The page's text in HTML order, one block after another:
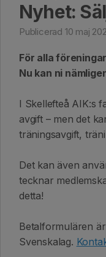
Nyhet:
Publicerad 10 maj
För alla
Nu kan ni
I Skellefteå AIK:s
avgift – men det
träningsavgift,
Det kan även
tecknar
detta!
Betalformulären
Svenskalag.